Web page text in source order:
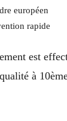
européen
rapide
est
à